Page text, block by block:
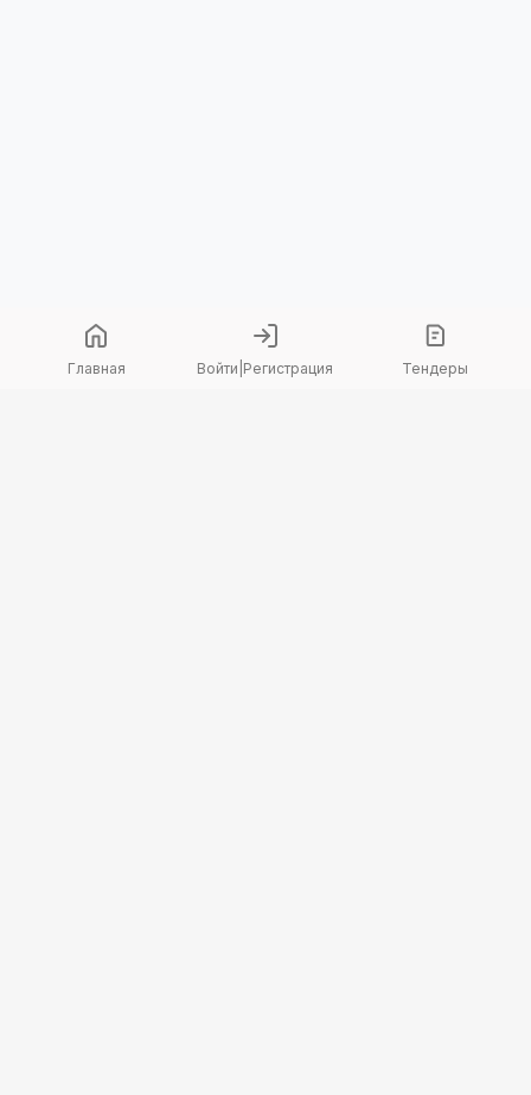
Главная Войти Регистрация Тендеры